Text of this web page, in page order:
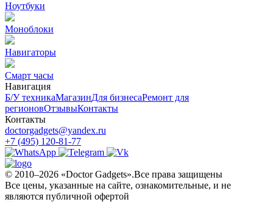
Ноутбуки
Моноблоки
Навигаторы
Смарт часы
Навигация
Б/У техникaМагазинДля бизнесаРемонт для
регионовОтзывыКонтакты
Контакты
doctorgadgets@yandex.ru
+7 (495) 120-81-77
© 2010–2026 «Doctor Gadgets».Все права защищены
Все цены, указанные на сайте, ознакомительные, и не
являются публичной офертой